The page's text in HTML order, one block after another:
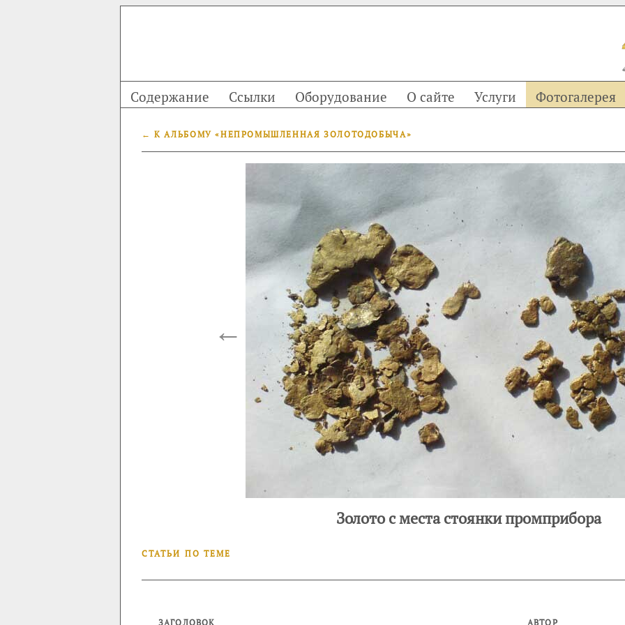
Содержание Ссылки Оборудование О сайте Услуги Фотогалерея
← К АЛЬБОМУ «НЕПРОМЫШЛЕННАЯ ЗОЛОТОДОБЫЧА»
←
Золото с места стоянки промприбора
СТАТЬИ ПО ТЕМЕ
ЗАГОЛОВОК АВТОР